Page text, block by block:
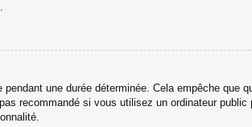
une durée déterminée. Cela empêche que
recommandé si vous utilisez un ordinateur